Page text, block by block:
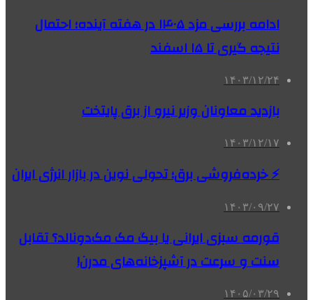
ادامه بررسی مزد ۱۴۰۵ در هفته آینده؛ احتمال
نتیجه گیری تا ۱۵ اسفند
۱۴۰۳/۱۲/۲۴
بازدید معاونان وزیر نیرو از برق پایتخت
۱۴۰۳/۱۲/۱۷
⚡ خرده‌فروشی برق؛ تحولی نوین در بازار انرژی ایران
۱۴۰۳/۰۹/۲۷
قورمه سبزی ایرانی یا بیگ مک مک‌دونالد؟ تقابل
سنت و سرعت در آشپزخانه‌های مدرن!
۱۴۰۵/۰۳/۲۹